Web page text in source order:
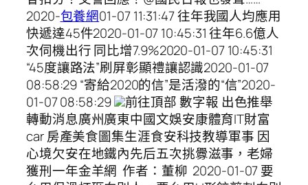
2020-包養網01-07 11:31:47 往年我國人均應用
快遞達45件2020-01-07 10:45:31 往年6.6億人
次伺機出行 同比增7.9%2020-01-07 10:45:31
“45度讓路法”刷屏彰顯禮讓認識2020-01-07
08:58:29 “寄給2020的信”是活潑的“信”2020-
01-07 08:58:29
前往頂部 數字報 出色推舉
轉動消息廣州廣東中國文娛安康體育IT財富
car 房產美食圖集生涯食安科技教導軍事 因
心境欠安在地鐵內先后五次挑釁滋事，老婦
獲刑一年金羊網 作者：董柳 2020-01-07 要